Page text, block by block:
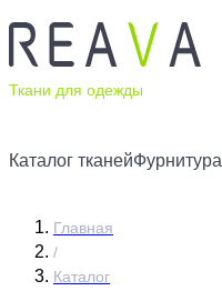
Ткани для одежды
Каталог тканейФурнитура
Главная
/
Каталог